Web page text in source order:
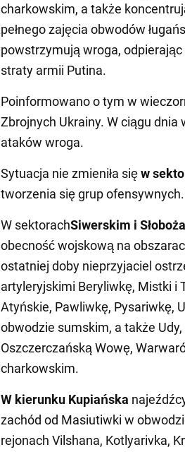
charkowskim, a także
pełnego zajęcia obwodów
powstrzymują wroga,
straty armii Putina.
Poinformowano o tym w
Zbrojnych Ukrainy. W ciągu dnia
ataków wroga.
Sytuacja nie zmieniła sięw
tworzenia się grup ofensywnych.
W sektorachSiwerskim i
obecność wojskową na
ostatniej doby nieprzyjaciel
artyleryjskimi Beryliwkę, Mistki i
Atyńskie, Pawliwkę, Pysariwkę,
obwodzie sumskim, a także
Oszczerczańską Wowę,
charkowskim.
W kierunku Kupiańska
zachód od Masiutiwki w
rejonach Vilshana, Kotlyarivka,